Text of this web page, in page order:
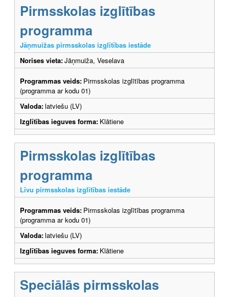
Pirmsskolas izglītības
programma
Jāņmuižas pirmsskolas izglītības iestāde
Norises vieta:Jāņmuiža, Veselava
Programmas veids: Pirmsskolas izglītības programma
(programma ar kodu 01)
Valoda:latviešu (LV)
Izglītības ieguves forma: Klātiene
Pirmsskolas izglītības
programma
Līvu pirmsskolas izglītības iestāde
Programmas veids: Pirmsskolas izglītības programma
(programma ar kodu 01)
Valoda:latviešu (LV)
Izglītības ieguves forma: Klātiene
Speciālās pirmsskolas